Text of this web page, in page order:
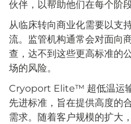
伙伴，以帮助他们在每个阶
从临床转向商业化需要以支
流。监管机构通常会对面向
查，达不到这些更高标准的
场的风险。
Cryoport Elite™ 超低温运
先进标准，旨在提供高度的
需求。随着客户规模的扩大